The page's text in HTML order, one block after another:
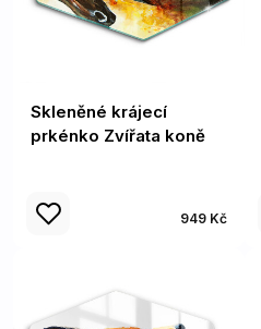
Skleněné krájecí
prkénko Zvířata koně
949 Kč